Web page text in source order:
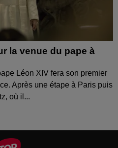
la venue du pape à
Léon XIV fera son premier
Après une étape à Paris puis
où il...